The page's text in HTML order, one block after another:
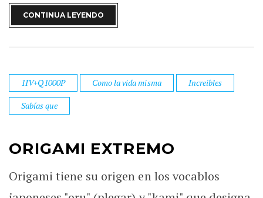
CONTINUA LEYENDO
1IV+Q1000P Como la vida misma Increibles
Sabías que
ORIGAMI EXTREMO
Origami tiene su origen en los vocablos